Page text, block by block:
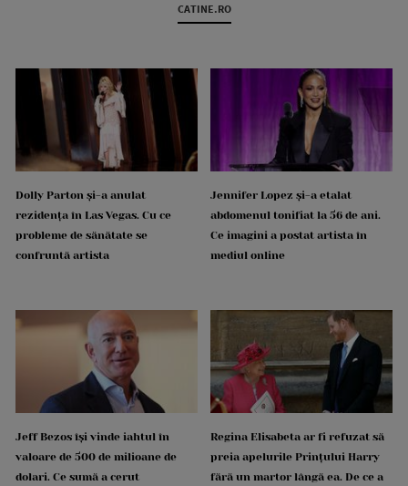
CATINE.RO
Dolly Parton și-a anulat
rezidența în Las Vegas. Cu ce
probleme de sănătate se
confruntă artista
Jennifer Lopez și-a etalat
abdomenul tonifiat la 56 de ani.
Ce imagini a postat artista în
mediul online
Jeff Bezos își vinde iahtul în
valoare de 500 de milioane de
dolari. Ce sumă a cerut
Regina Elisabeta ar fi refuzat să
preia apelurile Prințului Harry
fără un martor lângă ea. De ce a